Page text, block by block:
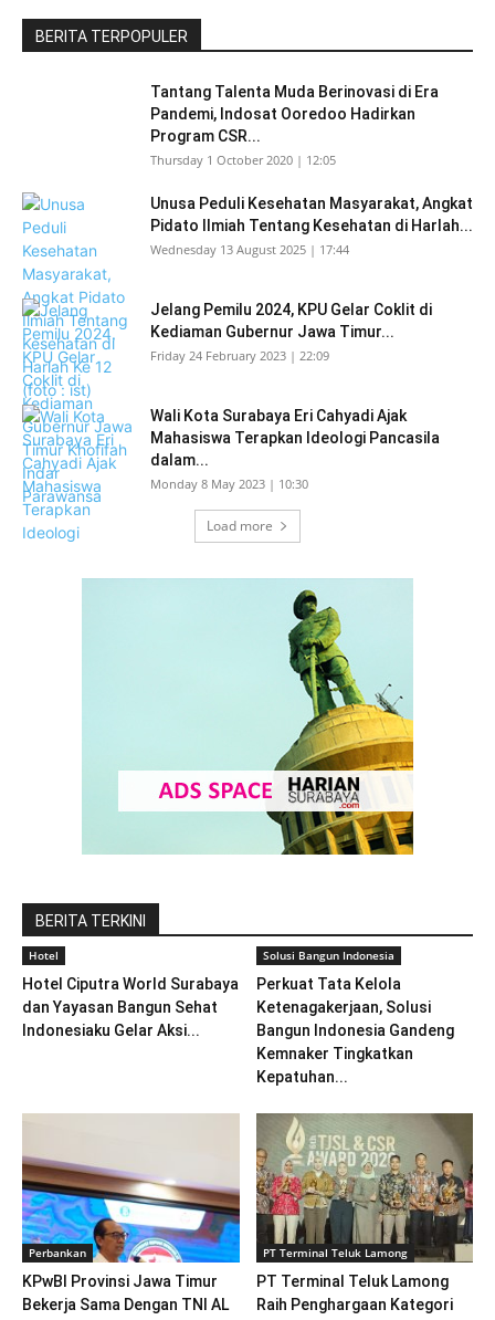
BERITA TERPOPULER
Tantang Talenta Muda Berinovasi di Era
Pandemi, Indosat Ooredoo Hadirkan
Program CSR...
Thursday 1 October 2020 | 12:05
Unusa Peduli Kesehatan Masyarakat, Angkat
Pidato Ilmiah Tentang Kesehatan di Harlah...
Wednesday 13 August 2025 | 17:44
Jelang Pemilu 2024, KPU Gelar Coklit di
Kediaman Gubernur Jawa Timur...
Friday 24 February 2023 | 22:09
Wali Kota Surabaya Eri Cahyadi Ajak
Mahasiswa Terapkan Ideologi Pancasila
dalam...
Monday 8 May 2023 | 10:30
Load more
BERITA TERKINI
Hotel
Hotel Ciputra World Surabaya
dan Yayasan Bangun Sehat
Indonesiaku Gelar Aksi...
Solusi Bangun Indonesia
Perkuat Tata Kelola
Ketenagakerjaan, Solusi
Bangun Indonesia Gandeng
Kemnaker Tingkatkan
Kepatuhan...
Perbankan
KPwBI Provinsi Jawa Timur
Bekerja Sama Dengan TNI AL
PT Terminal Teluk Lamong
PT Terminal Teluk Lamong
Raih Penghargaan Kategori